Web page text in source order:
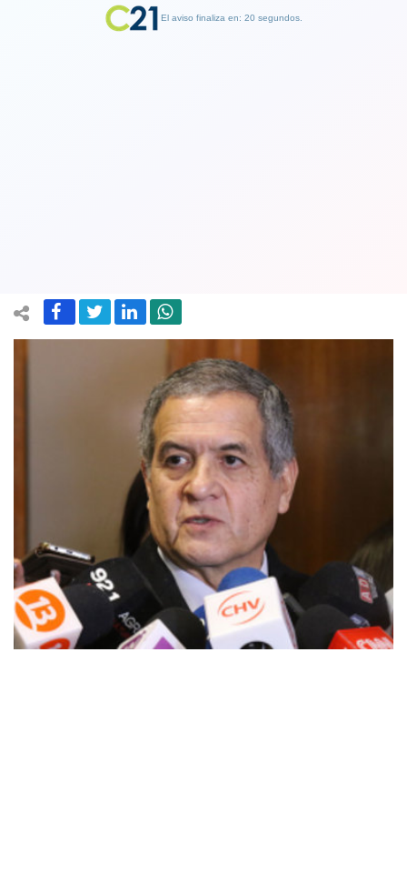
El aviso finaliza en: 19 segundos.